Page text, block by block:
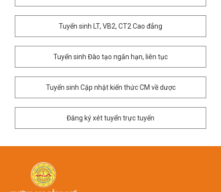
Tuyển sinh LT, VB2, CT2 Cao đẳng
Tuyển sinh Đào tạo ngắn hạn, liên tục
Tuyển sinh Cập nhật kiến thức CM về dược
Đăng ký xét tuyển trực tuyến